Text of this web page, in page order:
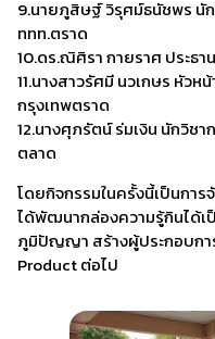
9.นายภูสิษฐ์ วิรุศม์ธนัชพร นั
ททท.ตราด
10.ดร.ณิศิรา กายราศ ประธ
11.นางสาวรัศมี นวเกษร หัว
กรุงเทพตราด
12.นางศุภรัตน์ ร่มเงิน นักวิช
ตลาด
โดยกิจกรรมในครั้งนี้เป็นการ
ได้พัฒนากล่องความรู้กินได้
ภูมิปัญญา สร้างผู้ประกอบกา
Product ต่อไป